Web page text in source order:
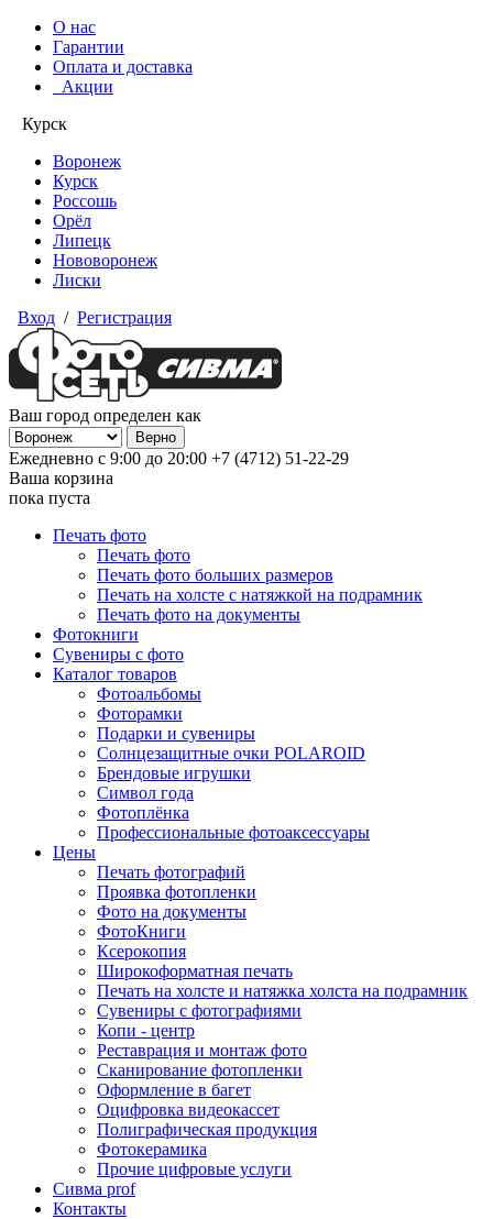
О нас
Гарантии
Оплата и доставка
Акции
Курск
Воронеж
Курск
Россошь
Орёл
Липецк
Нововоронеж
Лиски
Вход / Регистрация
Ваш город определен как
Ежедневно с 9:00 до 20:00 +7 (4712) 51-22-29
Ваша корзина
пока пуста
Печать фото
Печать фото
Печать фото больших размеров
Печать на холсте с натяжкой на подрамник
Печать фото на документы
Фотокниги
Сувениры с фото
Каталог товаров
Фотоальбомы
Фоторамки
Подарки и сувениры
Солнцезащитные очки POLAROID
Брендовые игрушки
Символ года
Фотоплёнка
Профессиональные фотоаксессуары
Цены
Печать фотографий
Проявка фотопленки
Фото на документы
ФотоКниги
Ксерокопия
Широкоформатная печать
Печать на холсте и натяжка холста на подрамник
Сувениры с фотографиями
Копи - центр
Реставрация и монтаж фото
Сканирование фотопленки
Оформление в багет
Оцифровка видеокассет
Полиграфическая продукция
Фотокерамика
Прочие цифровые услуги
Сивма prof
Контакты